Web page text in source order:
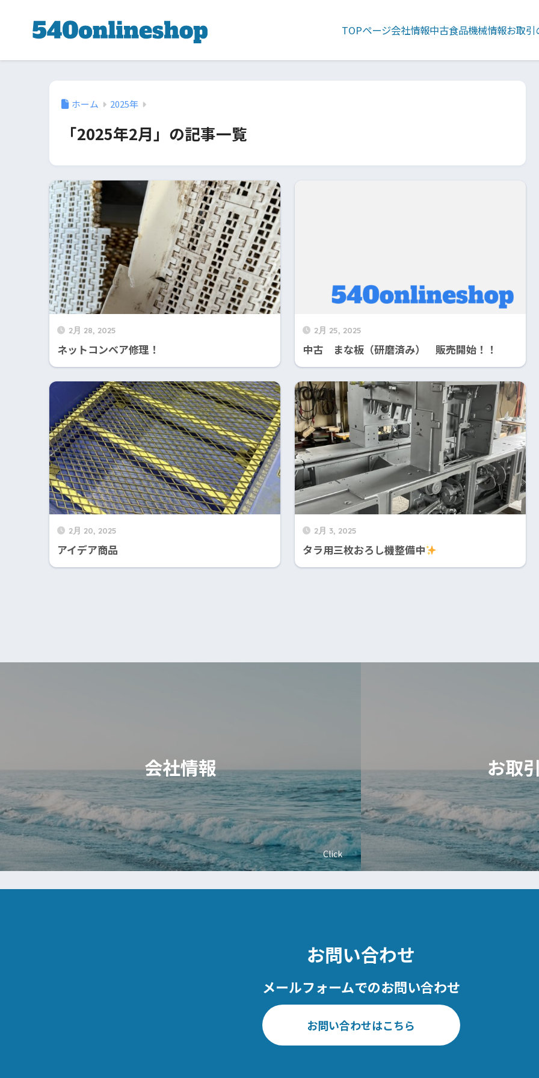
TOPページ会社情報中古食品機械情報お取引
ホーム 2025年
「2025年2月」の記事一覧
2月 28, 2025
ネットコンベア修理！
2月 25, 2025
中古 まな板（研磨済み） 販売開始！！
2月 20, 2025
アイデア商品
2月 3, 2025
タラ用三枚おろし機整備中
会社情報
Click
お取
お問い合わせ
メールフォームでのお問い合わせ
お問い合わせはこちら